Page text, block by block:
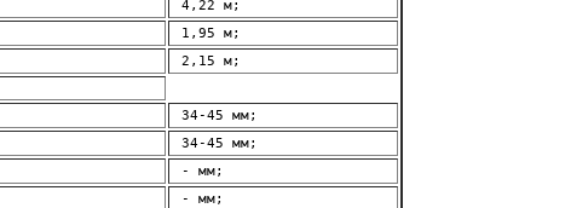
4,22 м;
1,95 м;
2,15 м;
34-45 мм;
34-45 мм;
- мм;
- мм;